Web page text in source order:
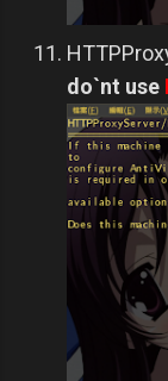
do`nt use